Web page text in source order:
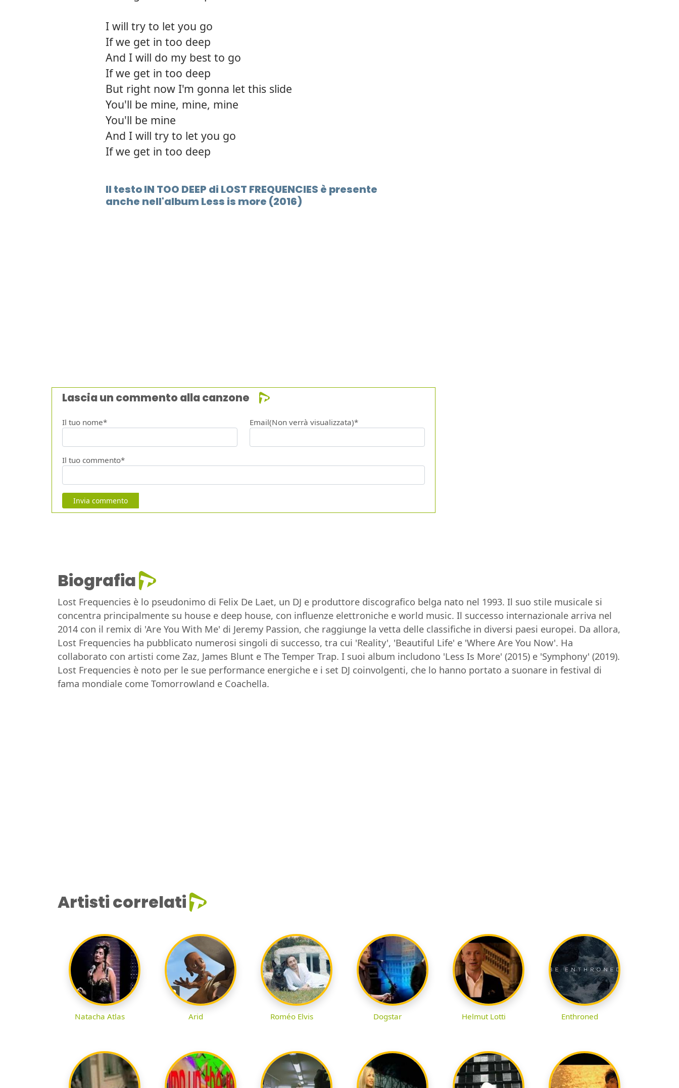
I will try to let you go
If we get in too deep
And I will do my best to go
If we get in too deep
But right now I'm gonna let this slide
You'll be mine, mine, mine
You'll be mine
And I will try to let you go
If we get in too deep
Il testo IN TOO DEEP di LOST FREQUENCIES è presente
anche nell'album Less is more (2016)
Lascia un commento alla canzone
Il tuo nome* Email(Non verrà visualizzata)*
Il tuo commento*
Invia commento
Biografia
Lost Frequencies è lo pseudonimo di Felix De Laet, un DJ e produttore discografico belga nato nel 1993. Il suo stile musicale si
concentra principalmente su house e deep house, con influenze elettroniche e world music. Il successo internazionale arriva nel
2014 con il remix di 'Are You With Me' di Jeremy Passion, che raggiunge la vetta delle classifiche in diversi paesi europei. Da allora,
Lost Frequencies ha pubblicato numerosi singoli di successo, tra cui 'Reality', 'Beautiful Life' e 'Where Are You Now'. Ha
collaborato con artisti come Zaz, James Blunt e The Temper Trap. I suoi album includono 'Less Is More' (2015) e 'Symphony' (2019).
Lost Frequencies è noto per le sue performance energiche e i set DJ coinvolgenti, che lo hanno portato a suonare in festival di
fama mondiale come Tomorrowland e Coachella.
Artisti correlati
Natacha Atlas Arid Roméo Elvis Dogstar Helmut Lotti Enthroned